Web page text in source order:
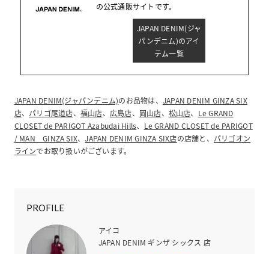
の公式通販サイトです。
JAPAN DENIM(ジャ
パンデニム)のアイ
テム一覧
JAPAN DENIM(ジャパンデニム)のお品物は、 JAPAN DENIM GINZA SIX
店、 パリゴ尾道店、 福山店、 広島店、 岡山店、 松山店、 Le GRAND
CLOSET de PARIGOT Azabudai Hills、 Le GRAND CLOSET de PARIGOT
/ MAN GINZA SIX、JAPAN DENIM GINZA SIX店の店舗と、 パリゴオン
ラインでお取り扱いがございます。
PROFILE
アイコ
JAPAN DENIM ギンザ シックス 店